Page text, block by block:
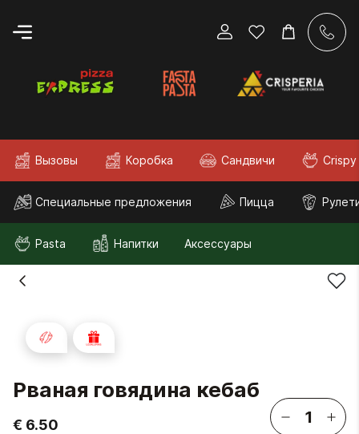
Вызовы Коробка Сандвичи
Специальные предложения Пицца
Pasta Напитки Аксессуары
Рваная говядина кебаб
€ 6.50